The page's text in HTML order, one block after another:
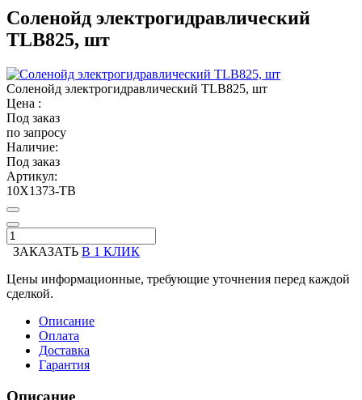
Соленойд электрогидравлический
TLB825, шт
Соленойд электрогидравлический TLB825, шт
Цена :
Под заказ
по запросу
Наличие:
Под заказ
Артикул:
10Х1373-ТВ
ЗАКАЗАТЬ В 1 КЛИК
Цены информационные, требующие уточнения перед каждой
сделкой.
Описание
Оплата
Доставка
Гарантия
Описание